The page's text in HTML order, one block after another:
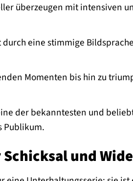
überzeugen mit intensiven
eine stimmige
Momenten bis hin zu
der bekanntesten und
Publikum.
und